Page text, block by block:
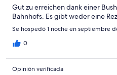
Gut zu erreichen dank einer
Bahnhofs. Es gibt weder eine
Se hospedó 1 noche en septiembre
0
Opinión verificada